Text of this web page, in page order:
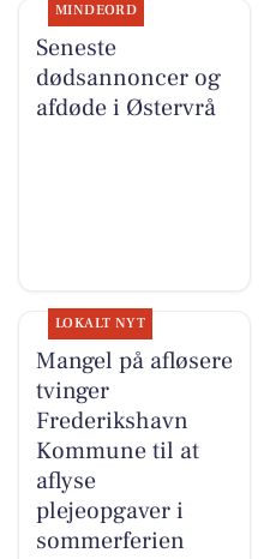
MINDEORD
Seneste
dødsannoncer og
afdøde i Østervrå
LOKALT NYT
Mangel på afløsere
tvinger
Frederikshavn
Kommune til at
aflyse
plejeopgaver i
sommerferien